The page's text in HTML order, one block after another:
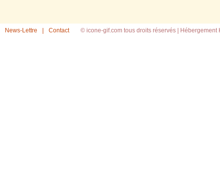
News-Lettre Contact © icone-gif.com tous droits réservés | Hébergement